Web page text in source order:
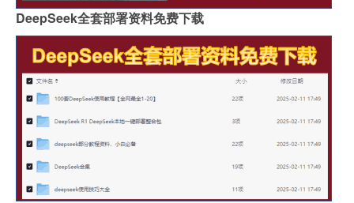
DeepSeek全套部署资料免费下载